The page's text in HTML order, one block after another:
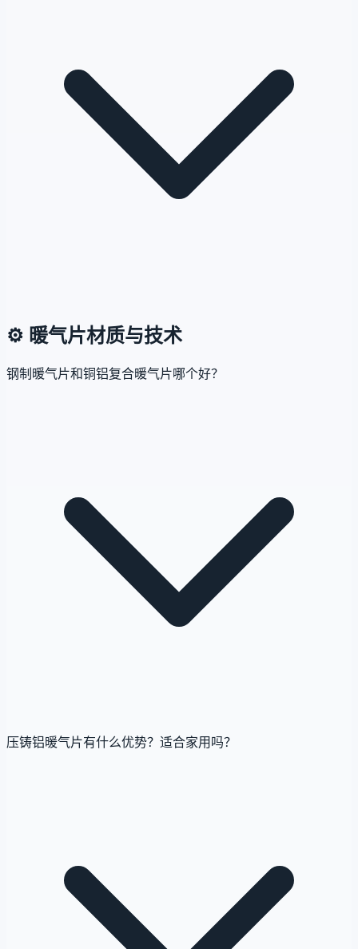
⚙️ 暖气片材质与技术
钢制暖气片和铜铝复合暖气片哪个好？
压铸铝暖气片有什么优势？适合家用吗？